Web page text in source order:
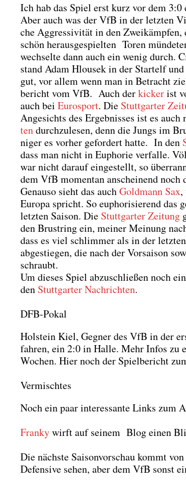
Ich hab das Spiel erst kurz vor dem
Aber auch was der VfB in der letz­ten
che Aggres­si­vi­tät in den
schön her­aus­ge­spiel­ten Toren
wech­sel­te dann auch ein wenig durch.
stand Adam Hlou­sek in der Start­elf
gut, vor allem wenn man in Betracht
be­richt vom VfB. Auch derkickerist
auch bei Euro­s­port. Die Stutt­gar­ter
Ange­sichts des Ergeb­nis­ses ist es
tendurch­zu­le­sen, denn die Jungs im
ni­ger es vor­her gefor­dert hat­te. In den
dass man nicht in Eupho­rie ver­fal­le.
war nicht dar­auf ein­ge­stellt, so
dem VfB momen­tan anschei­nend
Genau­so sieht das auchGold­mann Sax,
Euro­pa spricht. So eupho­ri­sie­rend das
letz­ten Sai­son. Die Stutt­gar­ter Zei­tung
den Brust­ring ein, mei­ner Mei­nung
dass es viel schlim­mer als in der
abge­stie­gen, die nach der Vor­sai­son
schraubt.
Um die­ses Spiel abzu­schlie­ßen noch
den Stutt­gar­ter Nach­rich­ten.
DFB-Pokal
Hol­stein Kiel, Geg­ner des VfB in der
fah­ren, ein 2:0 in Hal­le. Mehr Infos zu
Wochen. Hier noch der Spiel­be­richt
Vermischtes
Noch ein paar inter­es­san­te Links zum
Fran­kywirft auf sei­nem Blog einen
Die nächs­te Sai­son­vor­schau kommt von
Defen­si­ve sehen, aber dem VfB sonst